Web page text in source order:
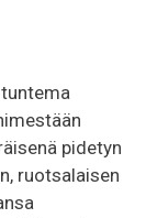
pidetyn
ruotsalaisen